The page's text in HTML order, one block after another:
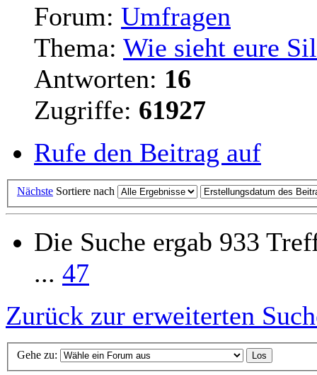
Forum: Umfragen
Thema: Wie sieht eure
Antworten: 16
Zugriffe: 61927
Rufe den Beitrag auf
Nächste Sortiere nach
Die Suche ergab 933
... 47
Zurück zur erweiterten
Gehe zu: